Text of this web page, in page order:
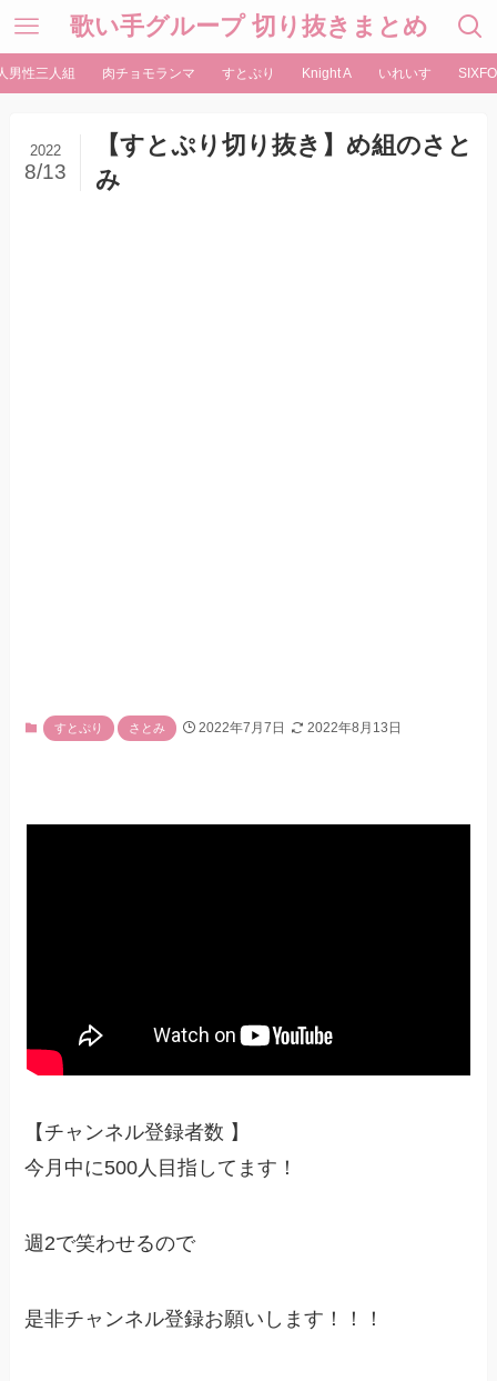
歌い手グループ 切り抜きまとめ
男性三人組 肉チョモランマ すとぷり Knight A いれいす
【すとぷり切り抜き】め組のさと
み
2022
8/13
すとぷり さとみ 2022年7月7日 2022年8月13日
【チャンネル登録者数 】
今月中に500人目指してます！
週2で笑わせるので
是非チャンネル登録お願いします！！！